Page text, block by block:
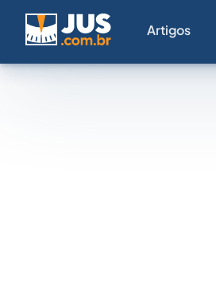
Artigos